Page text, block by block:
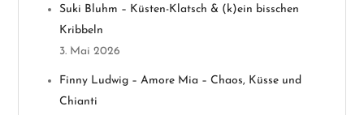
a
Suki Bluhm – Küsten-Klatsch & (k)ein bisschen
Kribbeln
3. Mai 2026
Finny Ludwig – Amore Mia – Chaos, Küsse und
Chianti